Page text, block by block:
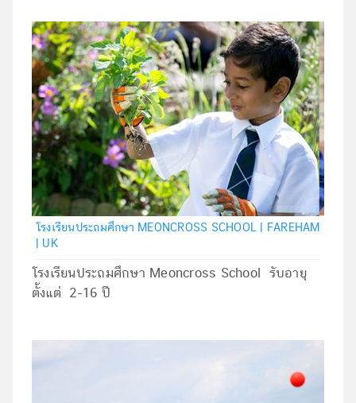
โรงเรียนประถมศึกษา MEONCROSS SCHOOL | FAREHAM
| UK
โรงเรียนประถมศึกษา Meoncross School รับอายุ
ตั้งแต่ 2-16 ปี